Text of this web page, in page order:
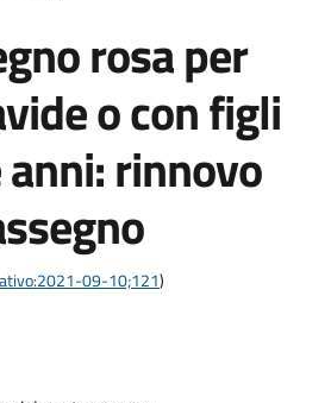
rosa per
o con figli
rinnovo
09-10;121)